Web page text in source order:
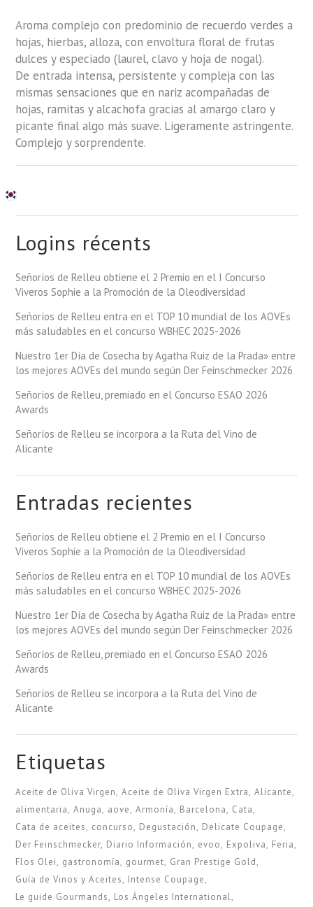
Aroma complejo con predominio de recuerdo verdes a
hojas, hierbas, alloza, con envoltura floral de frutas
dulces y especiado (laurel, clavo y hoja de nogal).
De entrada intensa, persistente y compleja con las
mismas sensaciones que en nariz acompañadas de
hojas, ramitas y alcachofa gracias al amargo claro y
picante final algo más suave. Ligeramente astringente.
Complejo y sorprendente.
Logins récents
Señoríos de Relleu obtiene el 2 Premio en el I Concurso
Viveros Sophie a la Promoción de la Oleodiversidad
Señoríos de Relleu entra en el TOP 10 mundial de los AOVEs
más saludables en el concurso WBHEC 2025-2026
Nuestro 1er Día de Cosecha by Agatha Ruiz de la Prada» entre
los mejores AOVEs del mundo según Der Feinschmecker 2026
Señoríos de Relleu, premiado en el Concurso ESAO 2026
Awards
Señoríos de Relleu se incorpora a la Ruta del Vino de
Alicante
Entradas recientes
Señoríos de Relleu obtiene el 2 Premio en el I Concurso
Viveros Sophie a la Promoción de la Oleodiversidad
Señoríos de Relleu entra en el TOP 10 mundial de los AOVEs
más saludables en el concurso WBHEC 2025-2026
Nuestro 1er Día de Cosecha by Agatha Ruiz de la Prada» entre
los mejores AOVEs del mundo según Der Feinschmecker 2026
Señoríos de Relleu, premiado en el Concurso ESAO 2026
Awards
Señoríos de Relleu se incorpora a la Ruta del Vino de
Alicante
Etiquetas
Aceite de Oliva Virgen Aceite de Oliva Virgen Extra Alicante
alimentaria Anuga aove Armonía Barcelona Cata
Cata de aceites concurso Degustación Delicate Coupage
Der Feinschmecker Diario Información evoo Expoliva Feria
Flos Olei gastronomía gourmet Gran Prestige Gold
Guía de Vinos y Aceites Intense Coupage
Le guide Gourmands Los Ángeles International